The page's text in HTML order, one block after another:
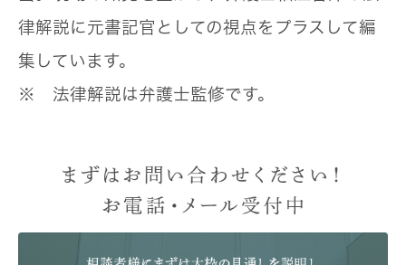
律解説に元書記官としての視点をプラスして編
集しています。
※ 法律解説は弁護士監修です。